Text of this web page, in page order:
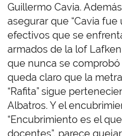
Guillermo Cavia.
asegurar que “Cavia fue
efectivos que se
armados de la lof
que nunca se
queda claro que la
“Rafita” sigue
Albatros. Y el
“Encubrimiento es el
docentes”, parece